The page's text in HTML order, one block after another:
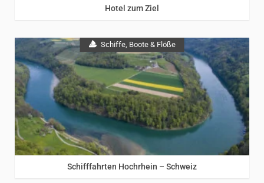
Rhein
Hotel zum Ziel
Schiffe, Boote & Flöße
Rhein
Schifffahrten Hochrhein – Schweiz